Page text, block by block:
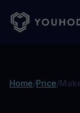
Home/Price/